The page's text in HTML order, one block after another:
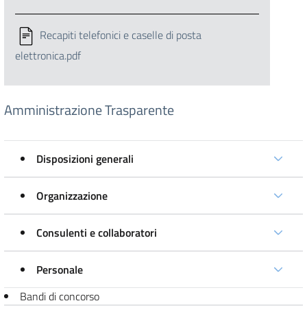
Recapiti telefonici e caselle di posta
elettronica.pdf
Amministrazione Trasparente
Disposizioni generali
Organizzazione
Consulenti e collaboratori
Personale
Bandi di concorso